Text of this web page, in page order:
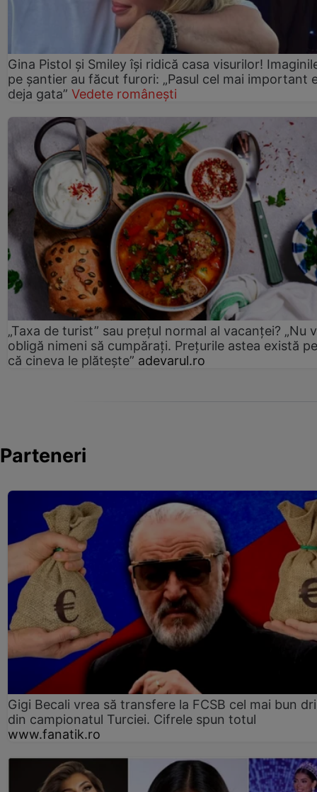
Gina Pistol și Smiley își ridică casa visurilor!
pe șantier au făcut furori: „Pasul cel mai important
deja gata” Vedete românești
„Taxa de turist” sau prețul normal al vacanței? „Nu
obligă nimeni să cumpărați. Prețurile astea există
că cineva le plătește” adevarul.ro
Parteneri
Gigi Becali vrea să transfere la FCSB cel mai bun
din campionatul Turciei. Cifrele spun totul
www.fanatik.ro